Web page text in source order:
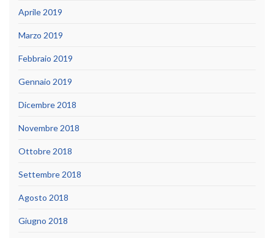
Aprile 2019
Marzo 2019
Febbraio 2019
Gennaio 2019
Dicembre 2018
Novembre 2018
Ottobre 2018
Settembre 2018
Agosto 2018
Giugno 2018